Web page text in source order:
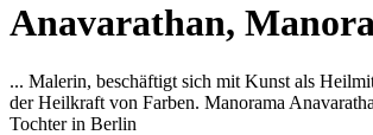
Anavarathan,
... Malerin, beschäftigt sich mit Kunst als
der Heilkraft von Farben. Manorama
Tochter in Berlin